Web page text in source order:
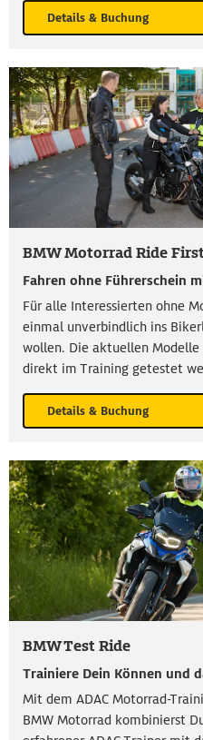
Details & Buchung
BMW Motorrad Ride
Fahren ohne Führerschein
Für alle Interessierten ohne
einmal unverbindlich ins
wollen. Die aktuellen
direkt im Training getestet
Details & Buchung
BMW Test Ride
Trainiere Dein Können und
Mit dem ADAC Motorrad-
BMW Motorrad kombinierst